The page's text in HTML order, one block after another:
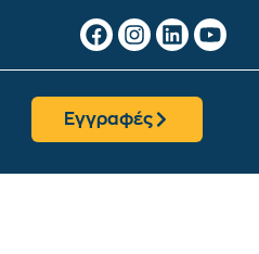
Εγγραφές